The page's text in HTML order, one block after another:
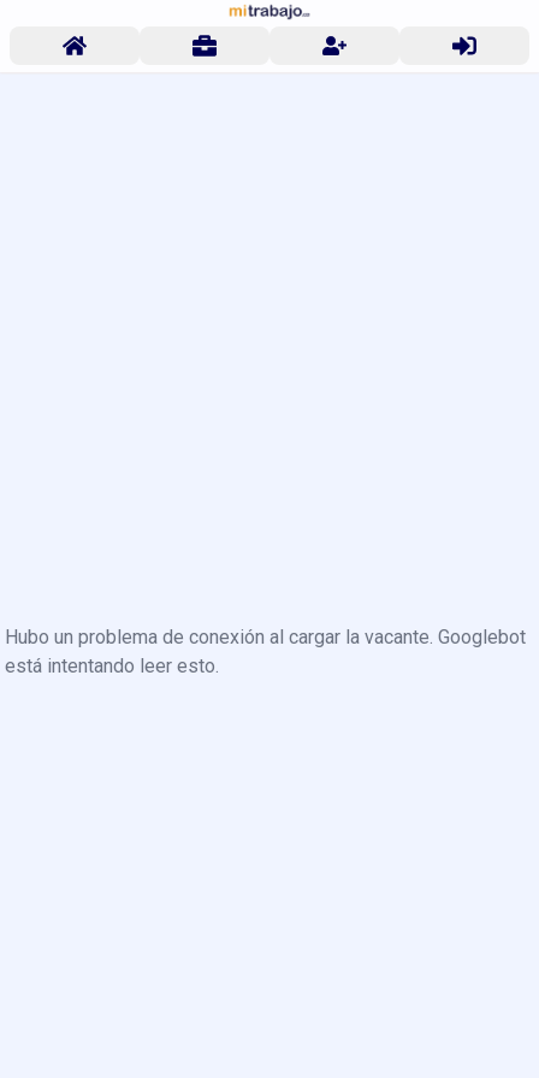
Hubo un problema de conexión al cargar la vacante. Googlebot
está intentando leer esto.